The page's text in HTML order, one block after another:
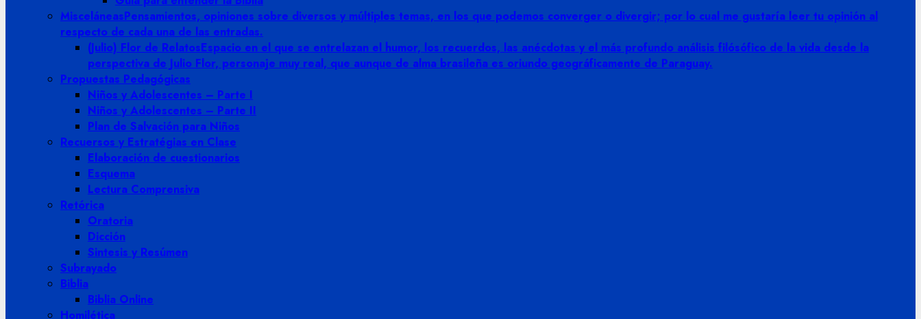
MisceláneasPensamientos, opiniones sobre diversos y múltiples temas, en los que podemos converger o divergir; por lo cual me gustaría leer tu opinión al
respecto de cada una de las entradas.
(Julio) Flor de RelatosEspacio en el que se entrelazan el humor, los recuerdos, las anécdotas y el más profundo análisis filósófico de la vida desde la
perspectiva de Julio Flor, personaje muy real, que aunque de alma brasileña es oriundo geográficamente de Paraguay.
Propuestas Pedagógicas
Niños y Adolescentes – Parte I
Niños y Adolescentes – Parte II
Plan de Salvación para Niños
Recuersos y Estratégias en Clase
Elaboración de cuestionarios
Esquema
Lectura Comprensiva
Retórica
Oratoria
Dicción
Sintesis y Resúmen
Subrayado
Biblia
Biblia Online
Homilética